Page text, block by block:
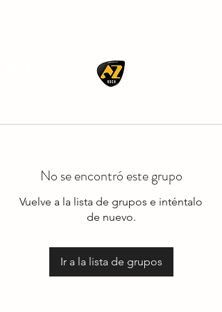
No se encontró este grupo
Vuelve a la lista de grupos e inténtalo
de nuevo.
Ir a la lista de grupos